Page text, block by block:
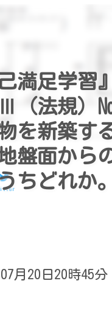
己満足学
法規）
を新築す
盤面から
ちどれか
月20日20時45分